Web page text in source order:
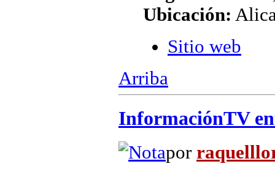
Ubicación:
Sitio web
Arriba
InformaciónTV
por